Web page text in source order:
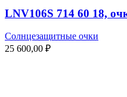
LNV106S 714 60 18,
Солнцезащитные очки
25 600,00 ₽